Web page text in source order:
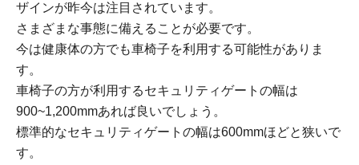
ザインが昨今は注目されています。
さまざまな事態に備えることが必要です。
今は健康体の方でも車椅子を利用する可能性がありま
す。
車椅子の方が利用するセキュリティゲートの幅は
900~1,200mmあれば良いでしょう。
標準的なセキュリティゲートの幅は600mmほどと狭いで
す。